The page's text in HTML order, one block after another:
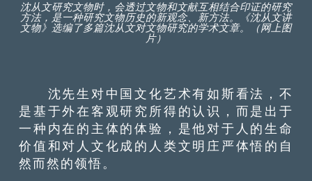
沈从文研究文物时，会透过文物和文献互相结合印证的研究
方法，是一种研究文物历史的新观念、新方法。《沈从文讲
文物》选编了多篇沈从文对文物研究的学术文章。（网上图
片）
沈先生对中国文化艺术有如斯看法，不
是基于外在客观研究所得的认识，而是出于
一种内在的主体的体验，是他对于人的生命
价值和对人文化成的人类文明庄严体悟的自
然而然的领悟。